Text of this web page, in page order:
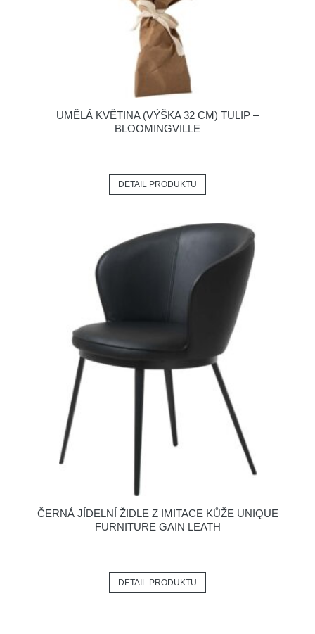
UMĚLÁ KVĚTINA (VÝŠKA 32 CM) TULIP –
BLOOMINGVILLE
DETAIL PRODUKTU
ČERNÁ JÍDELNÍ ŽIDLE Z IMITACE KŮŽE UNIQUE
FURNITURE GAIN LEATH
DETAIL PRODUKTU